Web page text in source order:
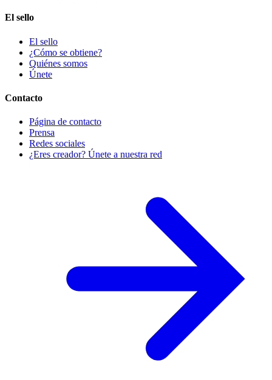
El sello
El sello
¿Cómo se obtiene?
Quiénes somos
Únete
Contacto
Página de contacto
Prensa
Redes sociales
¿Eres creador? Únete a nuestra red